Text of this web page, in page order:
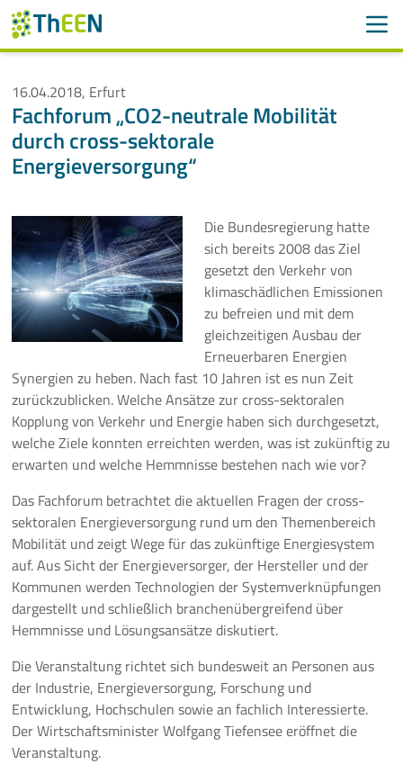
Suche
Navigation überspringen
ThEEN
Services
Mitglieder
Aktivitäten
Veranstaltungen
Aktuelle Termine
Thüringer Wärmetagung 2026
10 Jahre ThEEN-Jubiläum
ThEEN-Fachforum
ThEEN-Innovationsdialog
ThEEN-Kongress
ThEEN-Talk
Politische Formate
Presseevents
16.04.2018, Erfurt
Fachforum „CO2-neutrale Mobilität
durch cross-sektorale
Energieversorgung“
Die Bundesregierung hatte
sich bereits 2008 das Ziel
gesetzt den Verkehr von
klimaschädlichen Emissionen
zu befreien und mit dem
gleichzeitigen Ausbau der
Erneuerbaren Energien
Synergien zu heben. Nach fast 10 Jahren ist es nun Zeit
zurückzublicken. Welche Ansätze zur cross-sektoralen
Kopplung von Verkehr und Energie haben sich durchgesetzt,
welche Ziele konnten erreichten werden, was ist zukünftig zu
erwarten und welche Hemmnisse bestehen nach wie vor?
Das Fachforum betrachtet die aktuellen Fragen der cross-
sektoralen Energieversorgung rund um den Themenbereich
Mobilität und zeigt Wege für das zukünftige Energiesystem
auf. Aus Sicht der Energieversorger, der Hersteller und der
Kommunen werden Technologien der Systemverknüpfungen
dargestellt und schließlich branchenübergreifend über
Hemmnisse und Lösungsansätze diskutiert.
Die Veranstaltung richtet sich bundesweit an Personen aus
der Industrie, Energieversorgung, Forschung und
Entwicklung, Hochschulen sowie an fachlich Interessierte.
Der Wirtschaftsminister Wolfgang Tiefensee eröffnet die
Veranstaltung.